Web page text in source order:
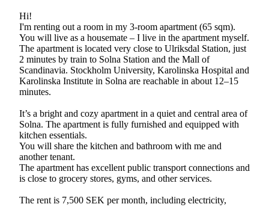
Hi!
I'm renting out a room in my 3-room apartment (65 sqm).
You will live as a housemate – I live in the apartment myself.
The apartment is located very close to Ulriksdal Station, just
2 minutes by train to Solna Station and the Mall of
Scandinavia. Stockholm University, Karolinska Hospital and
Karolinska Institute in Solna are reachable in about 12–15
minutes.
It’s a bright and cozy apartment in a quiet and central area of
Solna. The apartment is fully furnished and equipped with
kitchen essentials.
You will share the kitchen and bathroom with me and
another tenant.
The apartment has excellent public transport connections and
is close to grocery stores, gyms, and other services.
The rent is 7,500 SEK per month, including electricity,